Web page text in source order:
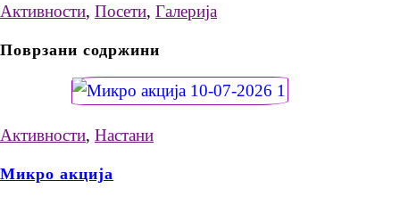
Активности, Посети, Галерија
Поврзани содржини
Активности, Настани
Микро акција